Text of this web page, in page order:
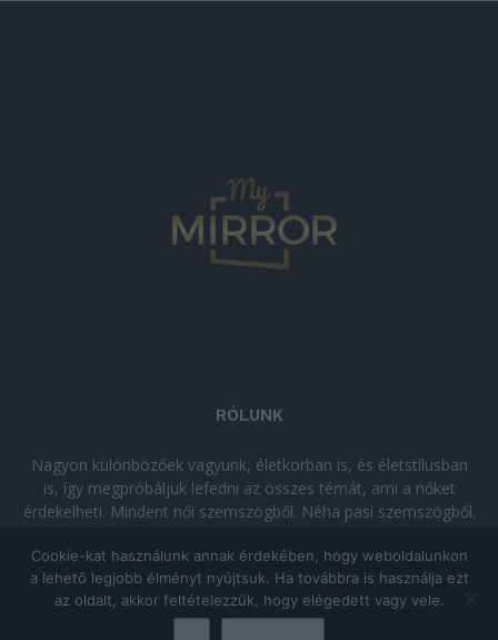
RÓLUNK
Nagyon különbözőek vagyunk, életkorban is, és életstílusban
is, így megpróbáljuk lefedni az összes témát, ami a nőket
érdekelheti. Mindent női szemszögből. Néha pasi szemszögből.
kikapcsolódásra vágysz!
© Copyright 2026 - mymirror.huADATKEZELÉSI TÁJÉKOZTATÓ
Cookie-kat használunk annak érdekében, hogy weboldalunkon
a lehető legjobb élményt nyújtsuk. Ha továbbra is használja ezt
az oldalt, akkor feltételezzük, hogy elégedett vagy vele.